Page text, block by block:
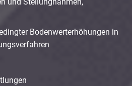
Bodenwerterhöhungen in